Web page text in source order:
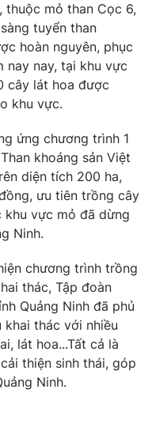
thuộc mỏ than Cọc 6,
tuyển than
hoàn nguyên, phục
nay nay, tại khu vực
cây lát hoa được
khu vực.
ứng chương trình 1
khoáng sản Việt
diện tích 200 ha,
ưu tiên trồng cây
khu vực mỏ đã dừng
Ninh.
chương trình trồng
thác, Tập đoàn
Quảng Ninh đã phủ
khai thác với nhiều
lát hoa...Tất cả là
thiện sinh thái, góp
Ninh.